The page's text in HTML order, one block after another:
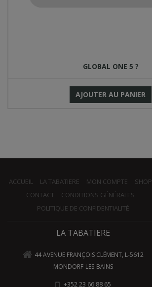
GLOBAL ONE 5 ?
AJOUTER AU PANIER
ACCUEIL LA TABATIERE MON COMPTE
SHOP
CONTACT
CONDITIONS GÉNÉRALES
POLITIQUE DE CONFIDENTIALITÉ
LA TABATIERE
44 AVENUE FRANÇOIS CLÉMENT, L-5612
MONDORF-LES-BAINS
+352 23 66 88 65